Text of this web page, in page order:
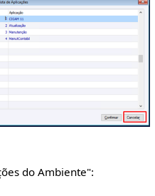
do Ambiente":